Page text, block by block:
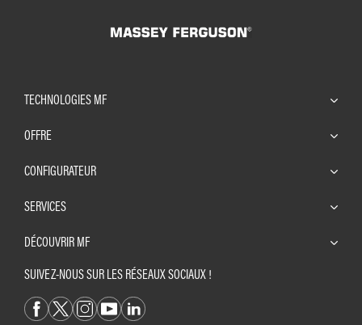
TECHNOLOGIES MF
OFFRE
CONFIGURATEUR
SERVICES
DÉCOUVRIR MF
SUIVEZ-NOUS SUR LES RÉSEAUX SOCIAUX !